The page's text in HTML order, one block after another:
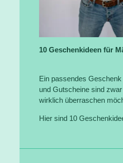
10 Geschenkideen für
Ein passendes
und Gutscheine sind
wirklich überraschen
Hier sind 10